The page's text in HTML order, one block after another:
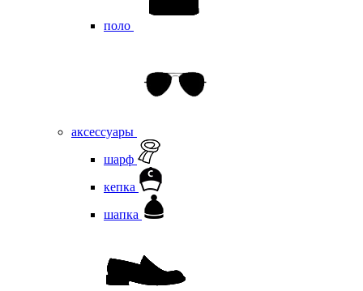
поло
аксессуары
шарф
кепка
шапка